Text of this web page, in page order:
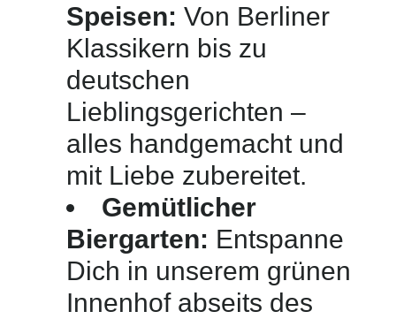
Speisen: Von Berliner
Klassikern bis zu
deutschen
Lieblingsgerichten –
alles handgemacht und
mit Liebe zubereitet.
Gemütlicher
Biergarten: Entspanne
Dich in unserem grünen
Innenhof abseits des